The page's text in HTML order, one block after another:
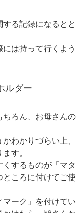
る記録になるとと
は持って行くよう
ルダー
ちろん、お母さんの
わかりづらい上、
す。
するものが「マタ
ころに付けてご使
マーク」を付けてい